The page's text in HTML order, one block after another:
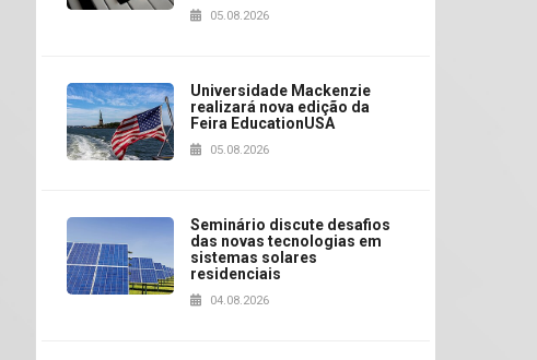
05.08.2026
Universidade Mackenzie
realizará nova edição da
Feira EducationUSA
05.08.2026
Seminário discute desafios
das novas tecnologias em
sistemas solares
residenciais
04.08.2026